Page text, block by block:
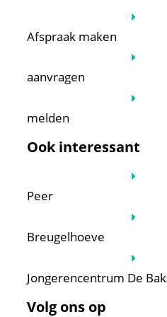
Afspraak maken
aanvragen
melden
Ook interessant
Peer
Breugelhoeve
Jongerencentrum De Bak
Volg ons op